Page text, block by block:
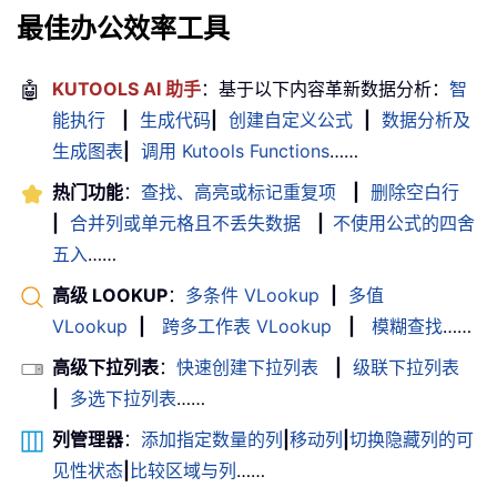
最佳办公效率工具
🤖 KUTOOLS AI 助手：基于以下内容革新数据分析： 智
能执行
生成代码 创建自定义公式
数据分析及
生成图表
调用 Kutools Functions……
热门功能： 查找、高亮或标记重复项
删除空白行
合并列或单元格且不丢失数据
不使用公式的四舍
五入……
高级 LOOKUP： 多条件 VLookup
多值
VLookup
跨多工作表 VLookup 模糊查找……
高级下拉列表： 快速创建下拉列表
级联下拉列表
多选下拉列表……
列管理器： 添加指定数量的列 移动列 切换隐藏列的可
见性状态 比较区域与列 ……